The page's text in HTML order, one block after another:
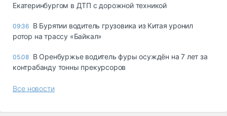
Екатеринбургом в ДТП с дорожной техникой
09:36 В Бурятии водитель грузовика из Китая уронил
ротор на трассу «Байкал»
05.08 В Оренбуржье водитель фуры осуждён на 7 лет за
контрабанду тонны прекурсоров
Все новости